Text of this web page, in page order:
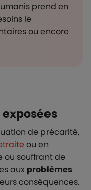
prend en
le
ou encore
de précarité,
ou en
ou souffrant de
aux problèmes
conséquences.